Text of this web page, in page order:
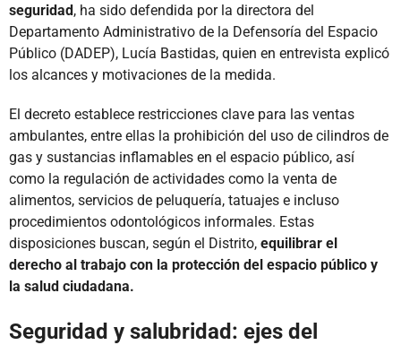
seguridad, ha sido defendida por la directora del
Departamento Administrativo de la Defensoría del Espacio
Público (DADEP), Lucía Bastidas, quien en entrevista explicó
los alcances y motivaciones de la medida.
El decreto establece restricciones clave para las ventas
ambulantes, entre ellas la prohibición del uso de cilindros de
gas y sustancias inflamables en el espacio público, así
como la regulación de actividades como la venta de
alimentos, servicios de peluquería, tatuajes e incluso
procedimientos odontológicos informales. Estas
disposiciones buscan, según el Distrito, equilibrar el
derecho al trabajo con la protección del espacio público y
la salud ciudadana.
Seguridad y salubridad: ejes del